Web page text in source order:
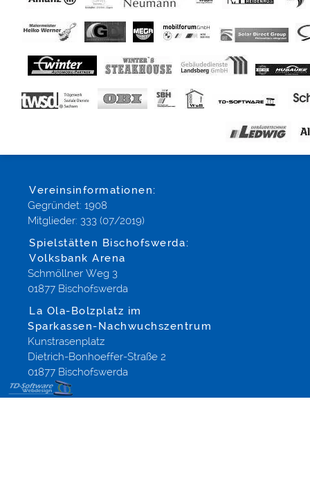
Vereinsinformationen:
Gegründet: 1908
Mitglieder: 333 (07/2019)
Spielstätten Bischofswerda:
Volksbank Arena
Schmöllner Weg 3
01877 Bischofswerda
La Ola-Bolzplatz im
Sparkassen-Nachwuchszentrum
Kunstrasenplatz
Dietrich-Bonhoeffer-Straße 2
01877 Bischofswerda